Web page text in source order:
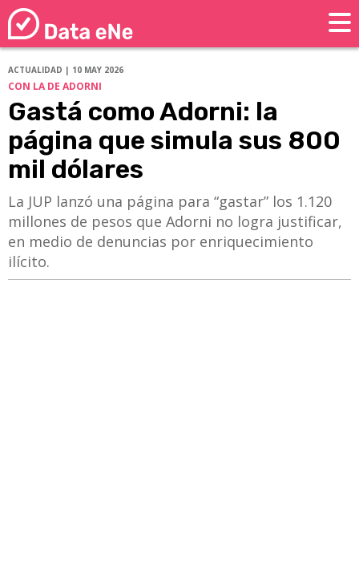
ACTUALIDAD | 10 MAY 2026
CON LA DE ADORNI
Gastá como Adorni: la
página que simula sus 800
mil dólares
La JUP lanzó una página para “gastar” los 1.120
millones de pesos que Adorni no logra justificar,
en medio de denuncias por enriquecimiento
ilícito.